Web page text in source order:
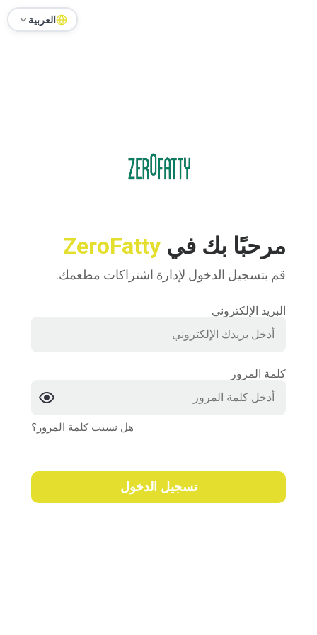
العربية
مرحبًا بك في ZeroFatty
قم بتسجيل الدخول لإدارة اشتراكات مطعمك.
البريد الإلكتروني
كلمة المرور
هل نسيت كلمة المرور؟
تسجيل الدخول